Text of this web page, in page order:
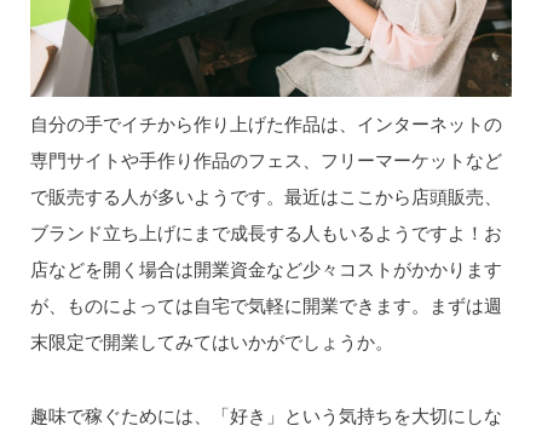
自分の手でイチから作り上げた作品は、インターネットの
専門サイトや手作り作品のフェス、フリーマーケットなど
で販売する人が多いようです。最近はここから店頭販売、
ブランド立ち上げにまで成長する人もいるようですよ！お
店などを開く場合は開業資金など少々コストがかかります
が、ものによっては自宅で気軽に開業できます。まずは週
末限定で開業してみてはいかがでしょうか。
趣味で稼ぐためには、「好き」という気持ちを大切にしな